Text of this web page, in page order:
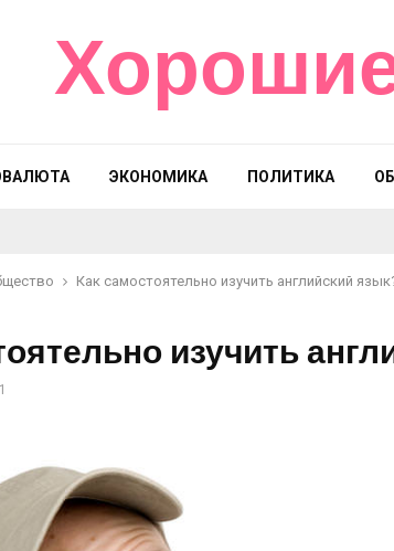
ЭКОНОМИКА ПОЛИТИКА
Как самостоятельно изучить английский
изучить